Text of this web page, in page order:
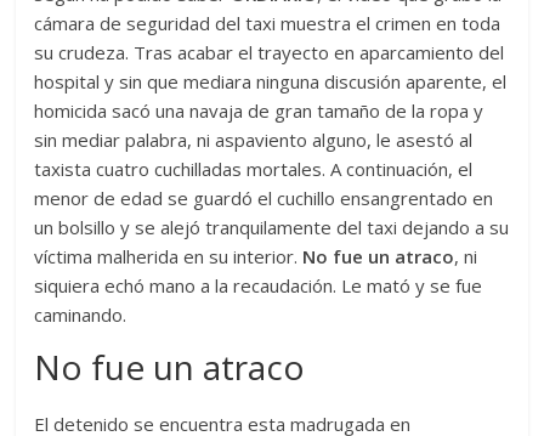
cámara de seguridad del taxi muestra el crimen en toda
su crudeza. Tras acabar el trayecto en aparcamiento del
hospital y sin que mediara ninguna discusión aparente, el
homicida sacó una navaja de gran tamaño de la ropa y
sin mediar palabra, ni aspaviento alguno, le asestó al
taxista cuatro cuchilladas mortales. A continuación, el
menor de edad se guardó el cuchillo ensangrentado en
un bolsillo y se alejó tranquilamente del taxi dejando a su
víctima malherida en su interior. No fue un atraco, ni
siquiera echó mano a la recaudación. Le mató y se fue
caminando.
No fue un atraco
El detenido se encuentra esta madrugada en